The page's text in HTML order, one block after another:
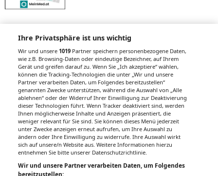
Auch interessant
Lungenkrebs
Fingernägel beißen
Phototherapie
Hitzekrämpfe
Ihre Privatsphäre ist uns wichtig
Wir und unsere1019 Partner speichern personenbezogene Daten,
wie z.B. Browsing-Daten oder eindeutige Bezeichner, auf Ihrem
Gerät und greifen darauf zu. Wenn Sie „Ich akzeptiere“ wählen,
können die Tracking-Technologien die unter „Wir und unsere
Partner verarbeiten Daten, um Folgendes bereitzustellen“
genannten Zwecke unterstützen, während die Auswahl von „Alle
ablehnen“ oder der Widerruf Ihrer Einwilligung zur Deaktivierung
dieser Technologien führt. Wenn Tracker deaktiviert sind, werden
Ihnen möglicherweise Inhalte und Anzeigen präsentiert, die
weniger relevant für Sie sind. Sie können dieses Menü jederzeit
unter Zwecke anzeigen erneut aufrufen, um Ihre Auswahl zu
ändern oder Ihre Einwilligung zu widerrufe. Ihre Auswahl wirkt
sich auf unsere/n Website aus. Weitere Informationen hierzu
entnehmen Sie bitte unserer Datenschutzrichtlinie.
Wir und unsere Partner verarbeiten Daten, um Folgendes
bereitzustellen: